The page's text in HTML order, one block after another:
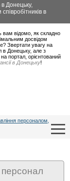
Донецьку,
в
відомо, як складно
досвідом
Звертати увагу на
в Донецьку, але з
портал, орієнтований
в Донецьку!
персоналом,